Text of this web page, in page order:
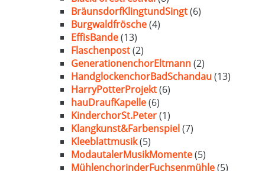
BräunsdorfKlingtundSingt(6)
Burgwaldfrösche(4)
EffisBande(13)
Flaschenpost(2)
GenerationenchorEltmann(2)
HandglockenchorBadSchandau(13)
HarryPotterProjekt(6)
hauDraufKapelle(6)
KinderchorSt.Peter(1)
Klangkunst&Farbenspiel(7)
Kleeblattmusik(5)
ModautalerMusikMomente(5)
MühlenchorinderFuchsenmühle(5)